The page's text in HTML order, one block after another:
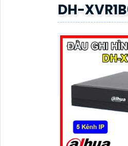
DH-